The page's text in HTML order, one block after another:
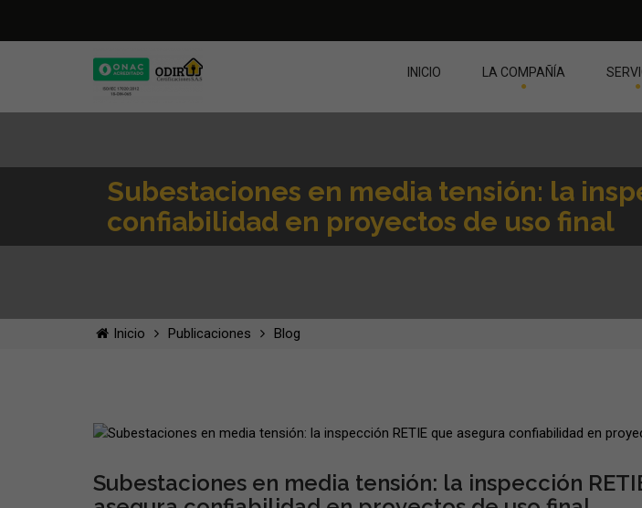
INICIO LA COMPAÑÍA
Subestaciones en media tensión: la
confiabilidad en proyectos de uso final
Inicio Publicaciones Blog
Subestaciones en media tensión: la inspección